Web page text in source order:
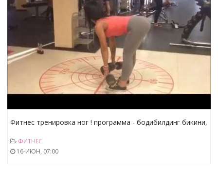
Фитнес тренировка ног ! программа - бодибилдинг бикини,
ФИТНЕС
16-ИЮН, 07:00